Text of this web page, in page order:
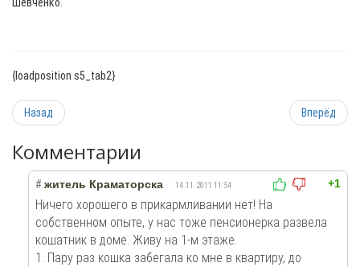
{loadposition s5_tab2}
Прочитано
ЗДЕСЬ<a
Назад Вперёд
Комментарии
+1
# житель Краматорска 14.11.2011 11:54
Ничего хорошего в прикармливании нет! На
собственном опыте, у нас тоже пенсионерка развела
кошатник в доме. Живу на 1-м этаже.
1. Пару раз кошка забегала ко мне в квартиру, до